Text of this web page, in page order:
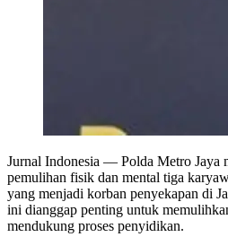
Jurnal Indonesia — Polda Metro Jaya
pemulihan fisik dan mental tiga
yang menjadi korban penyekapan di
ini dianggap penting untuk
mendukung proses penyidikan.